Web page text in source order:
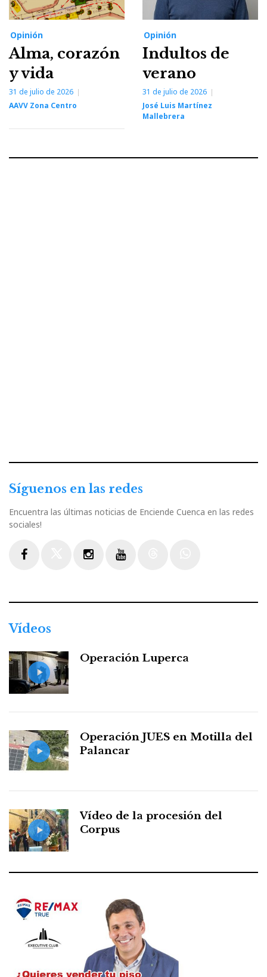
Opinión
Alma, corazón
y vida
31 de julio de 2026
AAVV Zona Centro
Opinión
Indultos de
verano
31 de julio de 2026
José Luis Martínez
Mallebrera
Síguenos en las redes
Encuentra las últimas noticias de Enciende Cuenca en las redes
sociales!
Vídeos
Operación Luperca
Operación JUES en Motilla del
Palancar
Vídeo de la procesión del
Corpus